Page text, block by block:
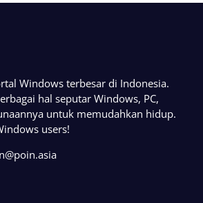
Windows terbesar di Indonesia.
hal seputar Windows, PC,
untuk memudahkan hidup.
users!